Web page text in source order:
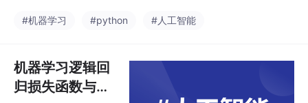
线性模型提供全面指
文章首先阐述了二者的
性率（TPR）的二维平
面展示模型在不同阈值
下的性能，而 AUC 值
#机器学习 #python #人工智能
机器学习逻辑回
归损失函数与正